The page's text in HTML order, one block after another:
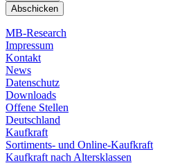
MB-Research
Impressum
Kontakt
News
Datenschutz
Downloads
Offene Stellen
Deutschland
Kaufkraft
Sortiments- und Online-Kaufkraft
Kaufkraft nach Altersklassen